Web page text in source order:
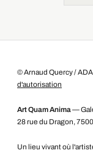
© Arnaud Quercy /
d'autorisation
Art Quam Anima —
28 rue du Dragon,
Un lieu vivant où